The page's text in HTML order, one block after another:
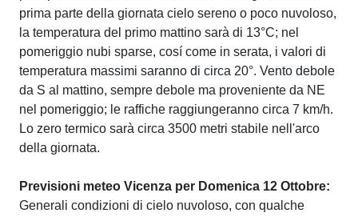
prima parte della giornata cielo sereno o poco nuvoloso,
la temperatura del primo mattino sarà di 13°C; nel
pomeriggio nubi sparse, cosí come in serata, i valori di
temperatura massimi saranno di circa 20°. Vento debole
da S al mattino, sempre debole ma proveniente da NE
nel pomeriggio; le raffiche raggiungeranno circa 7 km/h.
Lo zero termico sarà circa 3500 metri stabile nell'arco
della giornata.
Previsioni meteo Vicenza per Domenica 12 Ottobre:
Generali condizioni di cielo nuvoloso, con qualche